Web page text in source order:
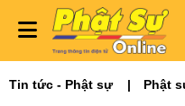
Tin tức - Phật sự Phật